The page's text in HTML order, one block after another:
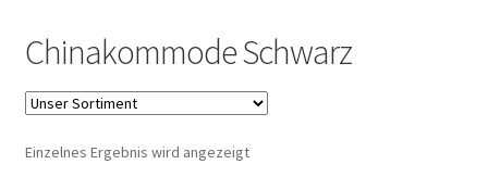
AGB
Anfahrt
Datenschutzbelehrung
Chinakommode Schwarz
Einzelnes Ergebnis wird angezeigt